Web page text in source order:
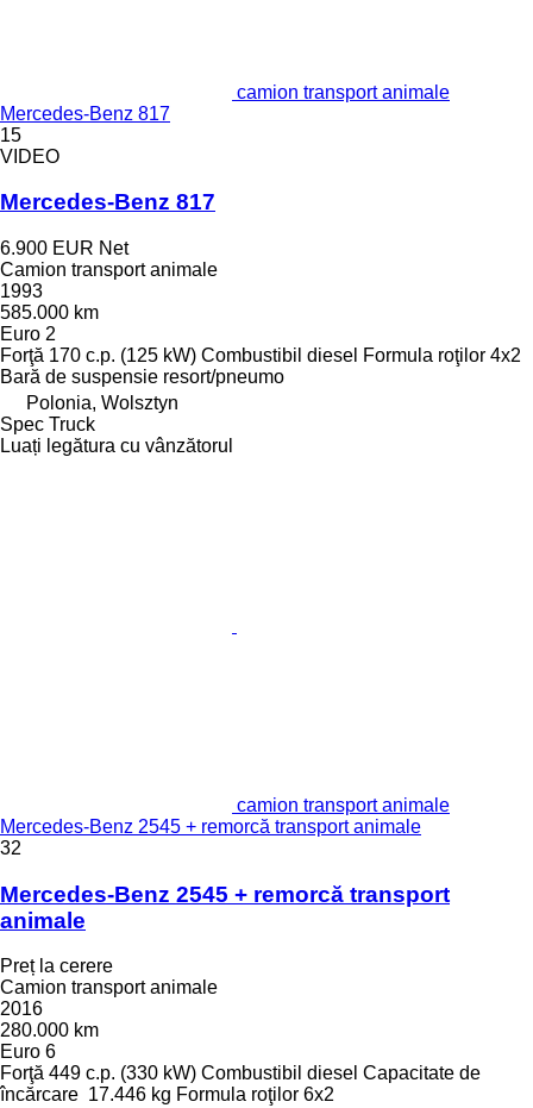
camion transport animale
Mercedes-Benz 817
15
VIDEO
Mercedes-Benz 817
6.900 EUR Net
Camion transport animale
1993
585.000 km
Euro 2
Forţă 170 c.p. (125 kW) Combustibil diesel Formula roţilor 4x2
Bară de suspensie resort/pneumo
Polonia, Wolsztyn
Spec Truck
Luați legătura cu vânzătorul
camion transport animale
Mercedes-Benz 2545 + remorcă transport animale
32
Mercedes-Benz 2545 + remorcă transport
animale
Preț la cerere
Camion transport animale
2016
280.000 km
Euro 6
Forţă 449 c.p. (330 kW) Combustibil diesel Capacitate de
încărcare 17.446 kg Formula roţilor 6x2